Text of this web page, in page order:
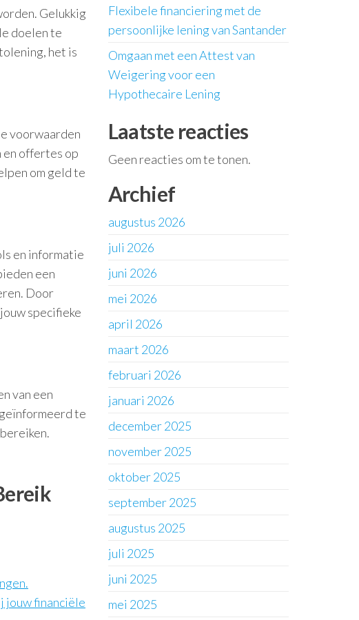
Gelukkig
doelen te
het is
voorwaarden
en offertes op
om geld te
en informatie
een
Door
specifieke
van een
te
jouw financiële
Flexibele financiering met de
persoonlijke lening van Santander
Omgaan met een Attest van
Weigering voor een
Hypothecaire Lening
Laatste reacties
Geen reacties om te tonen.
Archief
augustus 2026
juli 2026
juni 2026
mei 2026
april 2026
maart 2026
februari 2026
januari 2026
december 2025
november 2025
oktober 2025
september 2025
augustus 2025
juli 2025
juni 2025
mei 2025